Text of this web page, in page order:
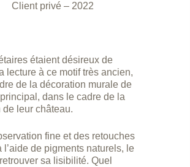
Client privé – 2022
étaient désireux de
lecture à ce motif très ancien,
de la décoration murale de
dans le cadre de la
de leur château.
fine et des retouches
l’aide de pigments naturels, le
sa lisibilité. Quel